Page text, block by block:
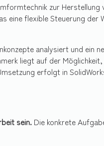
zur
eine flexible Steuerung der
analysiert und ein
liegt auf der
erfolgt in
sein. Die konkrete